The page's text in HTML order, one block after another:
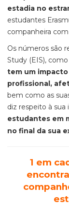
estadia no
estudantes
companheira
Os números são
Study (EIS),
tem um
profissional,
bem como as
diz respeito à sua
estudantes em
no final da sua
1 em